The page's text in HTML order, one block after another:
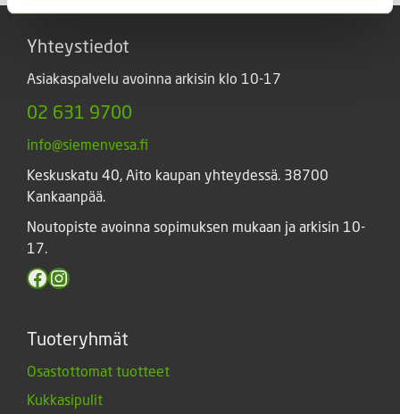
Yhteystiedot
Asiakaspalvelu avoinna arkisin klo 10-17
02 631 9700
info@siemenvesa.fi
Keskuskatu 40, Aito kaupan yhteydessä. 38700
Kankaanpää.
Noutopiste avoinna sopimuksen mukaan ja arkisin 10-
17.
Facebook
Instagram
Tuoteryhmät
Osastottomat tuotteet
Kukkasipulit